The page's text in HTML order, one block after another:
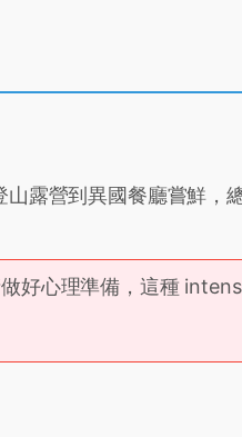
露營到異國餐廳嘗鮮，
好心理準備，這種